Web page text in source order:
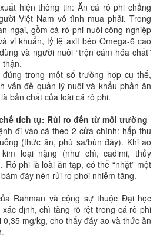
hiện thông tin: Ăn cá rô phi chẳng
Việt Nam vô tình mua phải. Trong
ngại, gồm cá rô phi nuôi công nghiệp
vi khuẩn, tỷ lệ axit béo Omega-6 cao
và người nuôi “trộn cám hóa chất”
thận.
trong một số trường hợp cụ thể,
vấn đề quản lý nuôi và khẩu phần ăn
bản chất của loài cá rô phi.
tích tụ: Rủi ro đến từ môi trường
đi vào cá theo 2 cửa chính: hấp thu
(thức ăn, phù sa/bùn đáy). Khi ao
loại nặng (như chì, cadimi, thủy
Rô phi là loài ăn tạp, có thể “nhặt” một
đáy nên rủi ro phơi nhiễm tăng.
Rahman và cộng sự thuộc Đại học
xác định, chì tăng rõ rệt trong cá rô phi
mg/kg, cho thấy đáy ao và thức ăn